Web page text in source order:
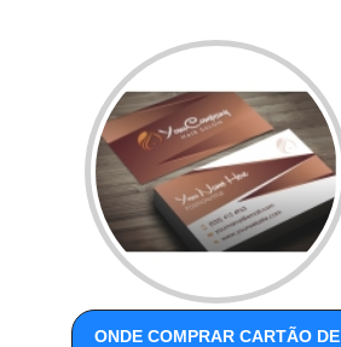
ONDE COMPRAR CARTÃO DE